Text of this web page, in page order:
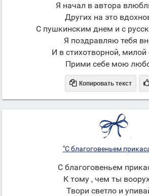
Я начал в автора
Других на это
С пушкинским днем и с
Я поздравляю тебя
И в стихотворной,
Прими себе мою
 Копировать текст 
"С благоговеньем
С благоговеньем
К тому , чем ты
Твори светло и